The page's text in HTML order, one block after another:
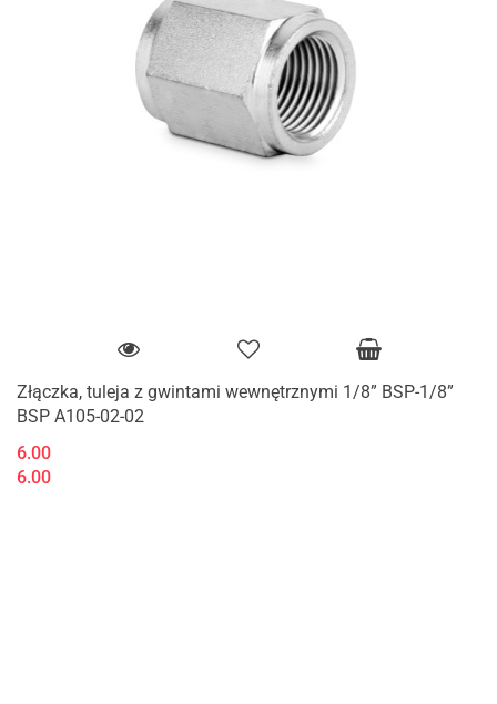
Złączka, tuleja z gwintami wewnętrznymi 1/8” BSP-1/8”
BSP A105-02-02
6.00
6.00